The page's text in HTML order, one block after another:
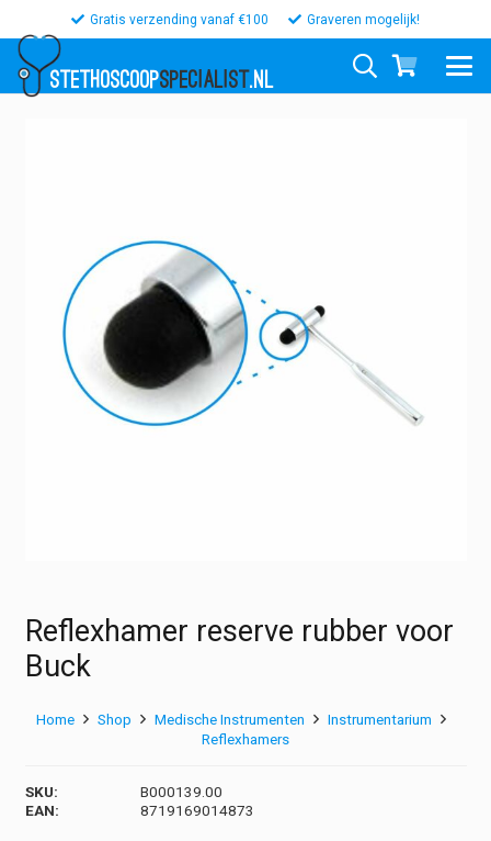
Gratis verzending vanaf €100 Graveren mogelijk!
STETHOSCOOPSPECIALIST.NL
Reflexhamer reserve rubber voor
Buck
Home Shop Medische Instrumenten
Instrumentarium
Reflexhamers
SKU:
B000139.00
EAN:
8719169014873